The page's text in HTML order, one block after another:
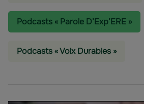
Podcasts « Parole D’Exp’ERE »
Podcasts « Voix Durables »